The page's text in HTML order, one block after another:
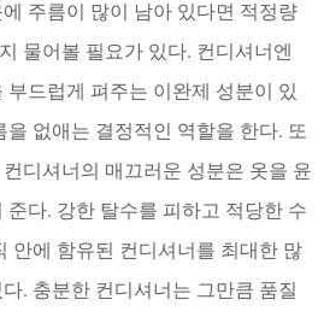
주름이 많이 남아 있다면 적정량
물어볼 필요가 있다. 컨디셔너엔
드럽게 펴주는 이완제 성분이 있
없애는 결정적인 역할을 한다. 또
디셔너의 매끄러운 성분은 옷을 윤
다. 강한 탈수를 피하고 적당한 수
안에 함유된 컨디셔너를 최대한 많
. 충분한 컨디셔너는 그만큼 품질